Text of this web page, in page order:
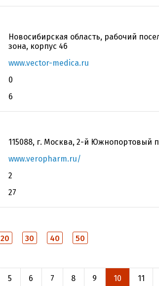
Новосибирская область, рабочий
зона, корпус 46
www.vector-medica.ru
0
6
115088, г. Москва, 2-й Южнопортовый
www.veropharm.ru/
2
27
20 30 40 50
5 6 7 8 9 10 11